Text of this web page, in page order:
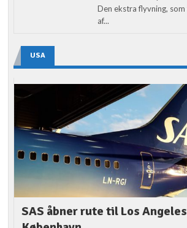
Den ekstra flyvning,
af...
USA
SAS åbner rute til Los